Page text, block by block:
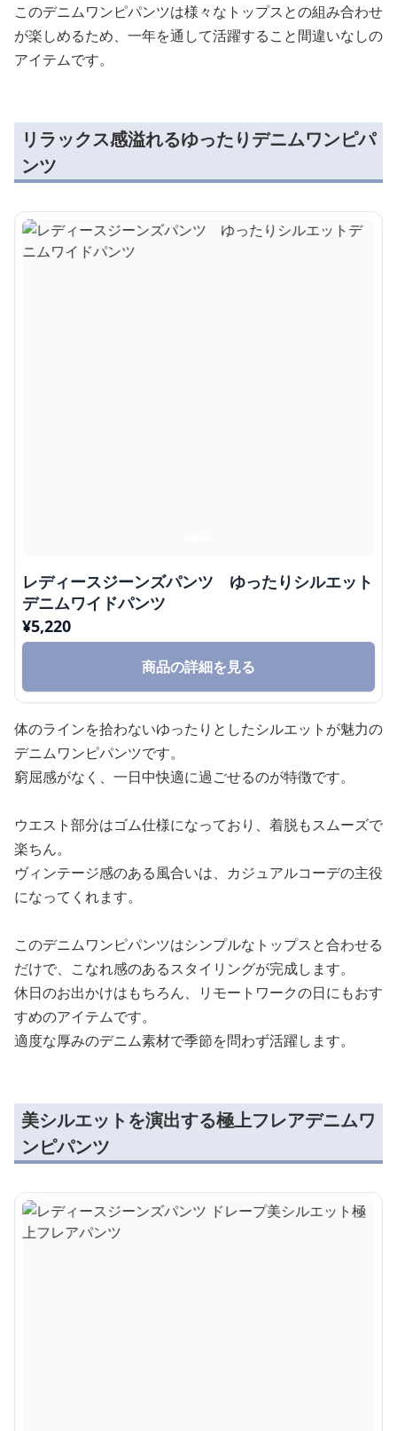
このデニムワンピパンツは様々なトップスとの組み合わせ
が楽しめるため、一年を通して活躍すること間違いなしの
アイテムです。
リラックス感溢れるゆったりデニムワンピパ
ンツ
レディースジーンズパンツ ゆったりシルエット
デニムワイドパンツ
¥5,220
商品の詳細を見る
体のラインを拾わないゆったりとしたシルエットが魅力の
デニムワンピパンツです。
窮屈感がなく、一日中快適に過ごせるのが特徴です。
ウエスト部分はゴム仕様になっており、着脱もスムーズで
楽ちん。
ヴィンテージ感のある風合いは、カジュアルコーデの主役
になってくれます。
このデニムワンピパンツはシンプルなトップスと合わせる
だけで、こなれ感のあるスタイリングが完成します。
休日のお出かけはもちろん、リモートワークの日にもおす
すめのアイテムです。
適度な厚みのデニム素材で季節を問わず活躍します。
美シルエットを演出する極上フレアデニムワ
ンピパンツ